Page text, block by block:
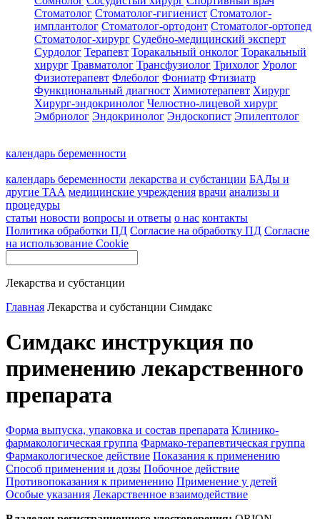
Стоматолог Стоматолог-гигиенист Стоматолог-
имплантолог Стоматолог-ортодонт Стоматолог-ортопед
Стоматолог-хирург Судебно-медицинский эксперт
Сурдолог Терапевт Торакальный онколог Торакальный
хирург Травматолог Трансфузиолог Трихолог Уролог
Физиотерапевт Флеболог Фониатр Фтизиатр
Функциональный диагност Химиотерапевт Хирург
Хирург-эндокринолог Челюстно-лицевой хирург
Эмбриолог Эндокринолог Эндоскопист Эпилептолог
календарь беременности
календарь беременности лекарства и субстанции БАДы и
другие ТАА медицинские учреждения врачи анализы и
процедуры
статьи новости вопросы и ответы о нас контакты
Политика обработки ПД Согласие на обработку ПД Согласие
на использование Cookie
Лекарства и субстанции
Главная Лекарства и субстанции Симдакс
Симдакс инструкция по
применению лекарственного
препарата
Форма выпуска, упаковка и состав препарата Клинико-
фармакологическая группа Фармако-терапевтическая группа
Фармакологическое действие Показания к применению
Способ применения и дозы Побочное действие
Противопоказания к применению Применение у детей
Особые указания Лекарственное взаимодействие